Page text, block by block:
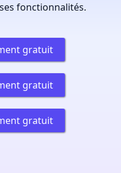
fonctionnalités.
gratuit
gratuit
gratuit